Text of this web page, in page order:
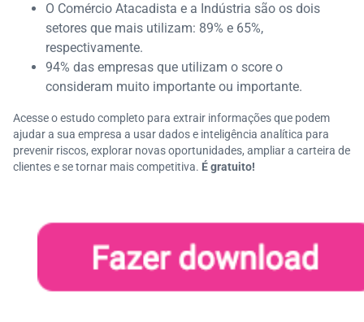
O Comércio Atacadista e a Indústria são os dois
setores que mais utilizam: 89% e 65%,
respectivamente.
94% das empresas que utilizam o score o
consideram muito importante ou importante.
Acesse o estudo completo para extrair informações que podem
ajudar a sua empresa a usar dados e inteligência analítica para
prevenir riscos, explorar novas oportunidades, ampliar a carteira de
clientes e se tornar mais competitiva. É gratuito!